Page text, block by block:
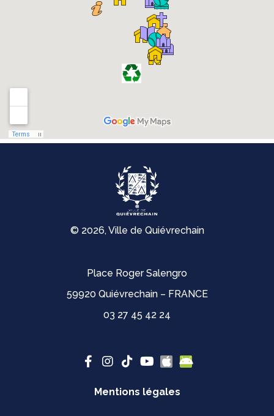
© 2026, Ville de Quiévrechain
Place Roger Salengro
59920 Quiévrechain – FRANCE
03 27 45 42 24
Mentions légales